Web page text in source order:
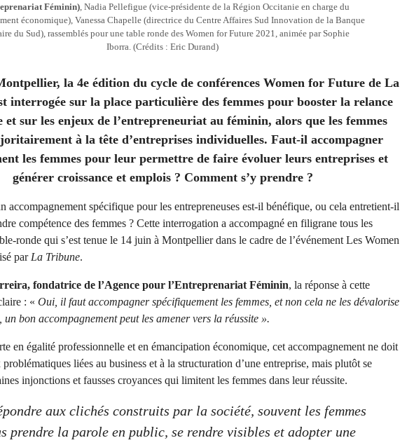
Féminin), Nadia Pellefigue (vice-présidente de la Région Occitanie en charge du
économique), Vanessa Chapelle (directrice du Centre Affaires Sud Innovation de la Banque
du Sud), rassemblés pour une table ronde des Women for Future 2021, animée par Sophie
Iborra. (Crédits : Eric Durand)
la 4e édition du cycle de conférences Women for Future de La
interrogée sur la place particulière des femmes pour booster la relance
et sur les enjeux de l’entrepreneuriat au féminin, alors que les femmes
à la tête d’entreprises individuelles. Faut-il accompagner
les femmes pour leur permettre de faire évoluer leurs entreprises et
générer croissance et emplois ? Comment s’y prendre ?
accompagnement spécifique pour les entrepreneuses est-il bénéfique, ou cela entretient-il
compétence des femmes ? Cette interrogation a accompagné en filigrane tous les
ronde qui s’est tenue le 14 juin à Montpellier dans le cadre de l’événement Les Women
par La Tribune.
fondatrice de l’Agence pour l’Entreprenariat Féminin, la réponse à cette
: « Oui, il faut accompagner spécifiquement les femmes, et non cela ne les dévalorise
bon accompagnement peut les amener vers la réussite ».
en égalité professionnelle et en émancipation économique, cet accompagnement ne doit
liées au business et à la structuration d’une entreprise, mais plutôt se
injonctions et fausses croyances qui limitent les femmes dans leur réussite.
aux clichés construits par la société, souvent les femmes
prendre la parole en public, se rendre visibles et adopter une